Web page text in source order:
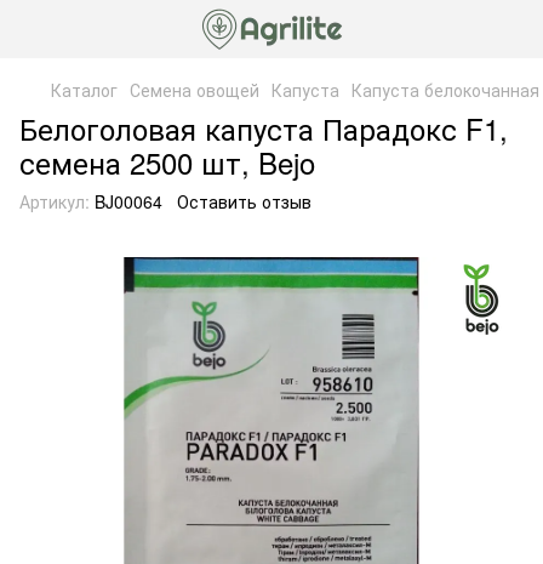
Каталог Семена овощей Капуста Капуста белокочанная
Белоголовая капуста Парадокс F1,
семена 2500 шт, Bejo
Артикул: BJ00064 Оставить отзыв